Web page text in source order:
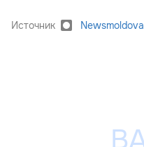
Источник Newsmoldova